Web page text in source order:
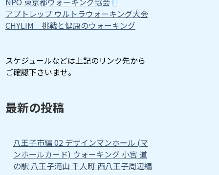
アプトレップ ウルトラウォーキング大会
CHYLIM 挑戦と健康のウォーキング
スケジュールなどは上記のリンク先から
ご確認下さいませ。
最新の投稿
八王子市編 02 デザインマンホール (マ
ンホールカード) ウォーキング 小宮 道
の駅 八王子滝山 千人町 西八王子周辺編